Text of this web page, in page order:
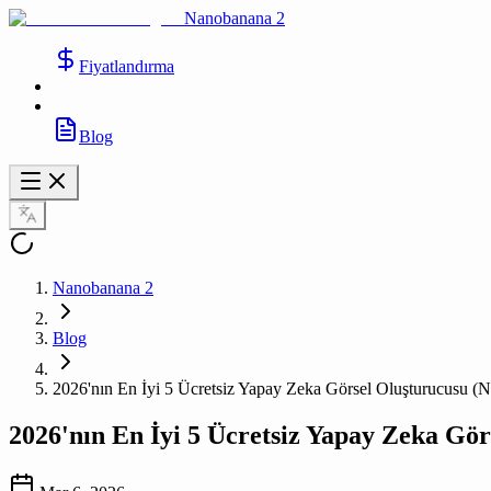
Nanobanana 2
Fiyatlandırma
Blog
Nanobanana 2
Blog
2026'nın En İyi 5 Ücretsiz Yapay Zeka Görsel Oluşturucusu
2026'nın En İyi 5 Ücretsiz Yapay Zeka